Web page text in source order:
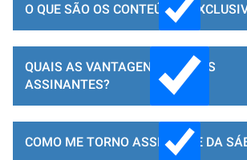
O QUE SÃO OS CONTEÚDOS
QUAIS AS VANTAGENS PARA OS
ASSINANTES?
COMO ME TORNO ASSINANTE DA